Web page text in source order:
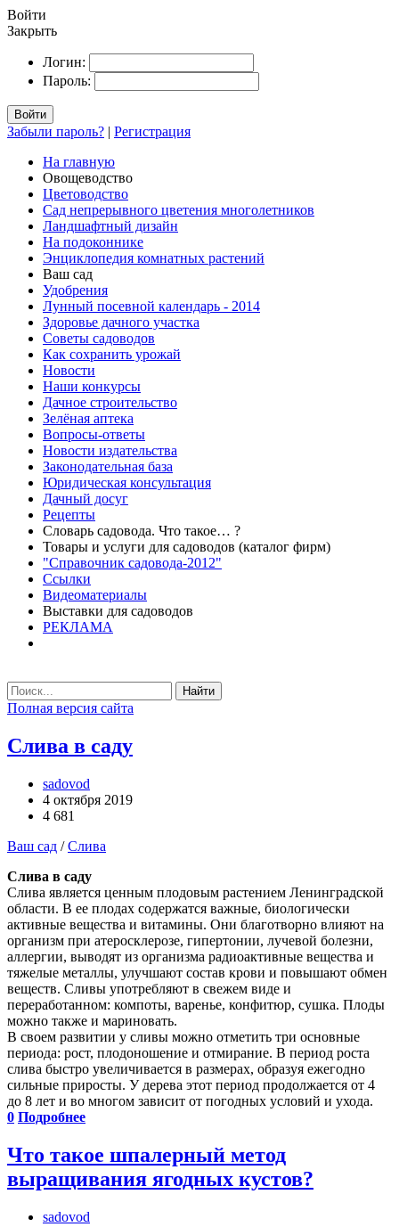
Войти
Закрыть
Логин:
Пароль:
Войти
Забыли пароль? | Регистрация
На главную
Овощеводство
Цветоводство
Сад непрерывного цветения многолетников
Ландшафтный дизайн
На подоконнике
Энциклопедия комнатных растений
Ваш сад
Удобрения
Лунный посевной календарь - 2014
Здоровье дачного участка
Советы садоводов
Как сохранить урожай
Новости
Наши конкурсы
Дачное строительство
Зелёная аптека
Вопросы-ответы
Новости издательства
Законодательная база
Юридическая консультация
Дачный досуг
Рецепты
Словарь садовода. Что такое… ?
Товары и услуги для садоводов (каталог фирм)
"Справочник садовода-2012"
Ссылки
Видеоматериалы
Выставки для садоводов
РЕКЛАМА
Найти
Полная версия сайта
Слива в саду
sadovod
4 октября 2019
4 681
Ваш сад /Слива
Слива в саду
Слива является ценным плодовым растением Ленинградской
области. В ее плодах содержатся важные, биологически
активные вещества и витамины. Они благотворно влияют на
организм при атеросклерозе, гипертонии, лучевой болезни,
аллергии, выводят из организма радиоактивные вещества и
тяжелые металлы, улучшают состав крови и повышают обмен
веществ. Сливы употребляют в свежем виде и
переработанном: компоты, варенье, конфитюр, сушка. Плоды
можно также и мариновать.
В своем развитии у сливы можно отметить три основные
периода: рост, плодоношение и отмирание. В период роста
слива быстро увеличивается в размерах, образуя ежегодно
сильные приросты. У дерева этот период продолжается от 4
до 8 лет и во многом зависит от погодных условий и ухода.
0 Подробнее
Что такое шпалерный метод
выращивания ягодных кустов?
sadovod